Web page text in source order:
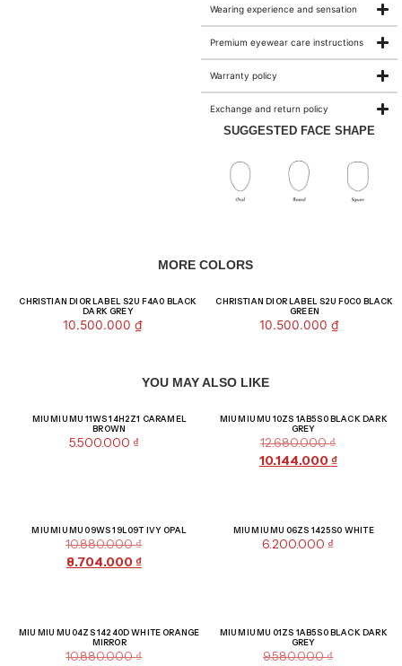
Wearing experience and sensation
Premium eyewear care instructions
Warranty policy
Exchange and return policy
SUGGESTED FACE SHAPE
MORE COLORS
CHRISTIAN DIOR LABEL S2U F4A0 BLACK
DARK GREY
10.500.000 ₫
CHRISTIAN DIOR LABEL S2U F0C0 BLACK
GREEN
10.500.000 ₫
YOU MAY ALSO LIKE
MIU MIU MU 11WS 14H2Z1 CARAMEL
BROWN
5.500.000 ₫
MIU MIU MU 10ZS 1AB5S0 BLACK DARK
GREY
12.680.000₫
10.144.000 ₫
MIU MIU MU 09WS 19L09T IVY OPAL
10.880.000₫
8.704.000 ₫
MIU MIU MU 06ZS 1425S0 WHITE
6.200.000 ₫
MIU MIU MU 04ZS 14240D WHITE ORANGE
MIRROR
10.880.000₫
MIU MIU MU 01ZS 1AB5S0 BLACK DARK
GREY
9.580.000₫